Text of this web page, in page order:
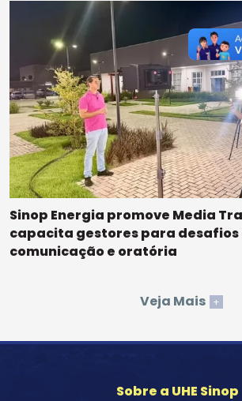
Sinop Energia promove Media
capacita gestores para desafios
comunicação e oratória
Veja Mais +
Sobre a UHE Sinop